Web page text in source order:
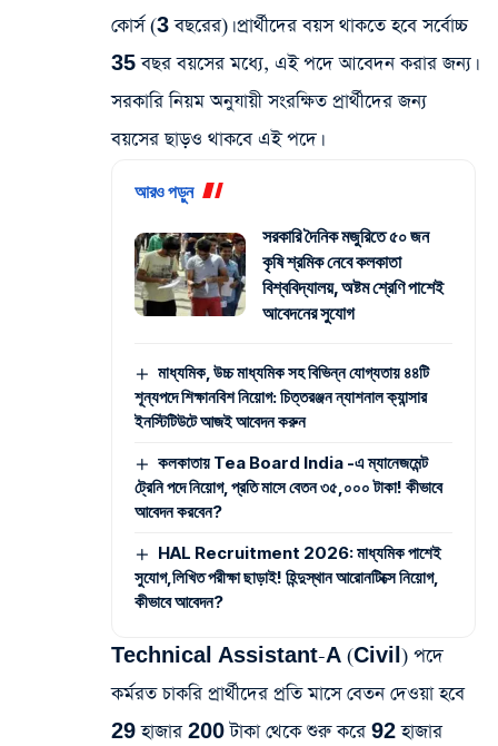
কোর্স (3 বছরের)। প্রার্থীদের বয়স থাকতে হবে সর্বোচ্চ
35 বছর বয়সের মধ্যে, এই পদে আবেদন করার জন্য।
সরকারি নিয়ম অনুযায়ী সংরক্ষিত প্রার্থীদের জন্য
বয়সের ছাড়ও থাকবে এই পদে।
আরও পড়ুন
সরকারি দৈনিক মজুরিতে ৫০ জন
কৃষি শ্রমিক নেবে কলকাতা
বিশ্ববিদ্যালয়, অষ্টম শ্রেণি পাশেই
আবেদনের সুযোগ
মাধ্যমিক, উচ্চ মাধ্যমিক সহ বিভিন্ন যোগ্যতায় ৪৪টি
শূন্যপদে শিক্ষানবিশ নিয়োগ: চিত্তরঞ্জন ন্যাশনাল ক্যান্সার
ইনস্টিটিউটে আজই আবেদন করুন
কলকাতায় Tea Board India -এ ম্যানেজমেন্ট
ট্রেনি পদে নিয়োগ, প্রতি মাসে বেতন ৩৫,০০০ টাকা! কীভাবে
আবেদন করবেন?
HAL Recruitment 2026: মাধ্যমিক পাশেই
সুযোগ,লিখিত পরীক্ষা ছাড়াই! হিন্দুস্থান আরোনটিক্সে নিয়োগ,
কীভাবে আবেদন?
Technical Assistant-A (Civil) পদে
কর্মরত চাকরি প্রার্থীদের প্রতি মাসে বেতন দেওয়া হবে
29 হাজার 200 টাকা থেকে শুরু করে 92 হাজার